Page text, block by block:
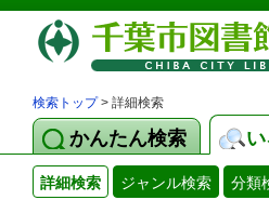
検索トップ> 詳細検索
かんたん検索
詳細検索 ジャンル検索 分類